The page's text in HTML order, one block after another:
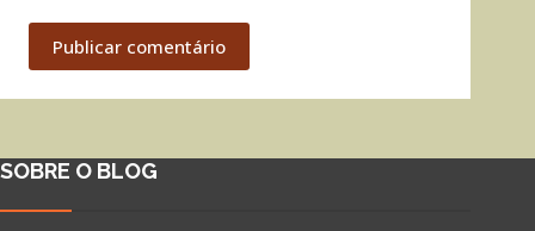
Publicar comentário
SOBRE O BLOG